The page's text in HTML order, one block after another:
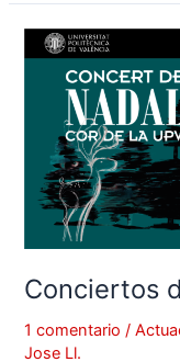
Conciertos
1 comentario /
Jose Ll.
Conciertos
Navidad